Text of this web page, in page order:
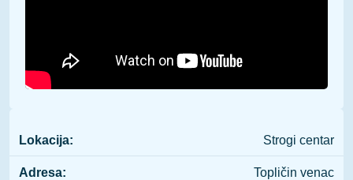
Lokacija: Strogi centar
Adresa: Topličin venac